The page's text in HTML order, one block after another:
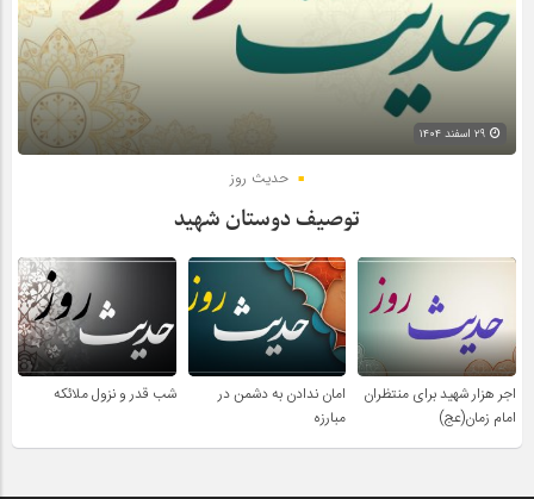
حدیث روز
توصیف دوستان شهید
اجر هزار شهید برای منتظران
امام زمان(عج)
امان ندادن به دشمن در
مبارزه
شب قدر و نزول ملائکه